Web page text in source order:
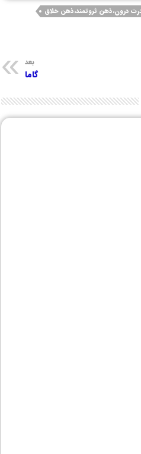
درون،ذهن ثروتمند،ذهن خلاق
بعد
گاما